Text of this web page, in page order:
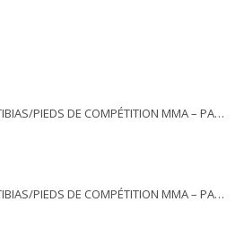
PROTÈGE-TIBIAS/PIEDS DE COMPÉTITION MMA – PANCRACE - ROUGE - WETTLE GEAR
PROTÈGE-TIBIAS/PIEDS DE COMPÉTITION MMA – PANCRACE - NOIR - WETTLE GEAR